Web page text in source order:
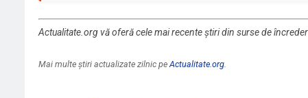
Actualitate.org vă oferă cele mai recente știri din surse de
Mai multe știri actualizate zilnic pe Actualitate.org.